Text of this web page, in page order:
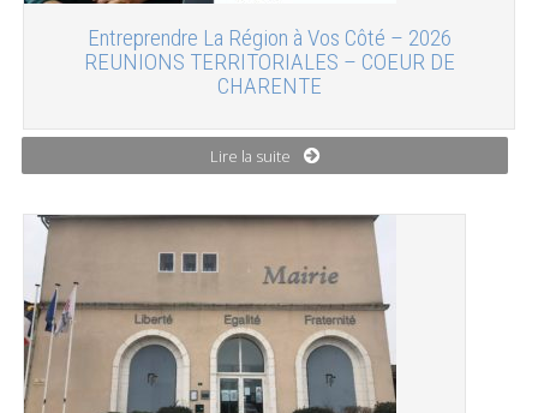
Entreprendre La Région à Vos Côté – 2026
REUNIONS TERRITORIALES – COEUR DE
CHARENTE
Lire la suite